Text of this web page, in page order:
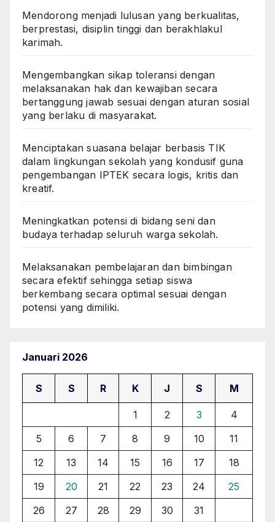
Mendorong menjadi lulusan yang berkualitas,
berprestasi, disiplin tinggi dan berakhlakul
karimah.
Mengembangkan sikap toleransi dengan
melaksanakan hak dan kewajiban secara
bertanggung jawab sesuai dengan aturan sosial
yang berlaku di masyarakat.
Menciptakan suasana belajar berbasis TIK
dalam lingkungan sekolah yang kondusif guna
pengembangan IPTEK secara logis, kritis dan
kreatif.
Meningkatkan potensi di bidang seni dan
budaya terhadap seluruh warga sekolah.
Melaksanakan pembelajaran dan bimbingan
secara efektif sehingga setiap siswa
berkembang secara optimal sesuai dengan
potensi yang dimiliki.
Januari 2026
S S R K J S M
1 2 3
4
5
6 7 8 9 10
11
12
13 14 15 16 17
18
19
20 21 22 23 24
25
26
27 28 29 30 31